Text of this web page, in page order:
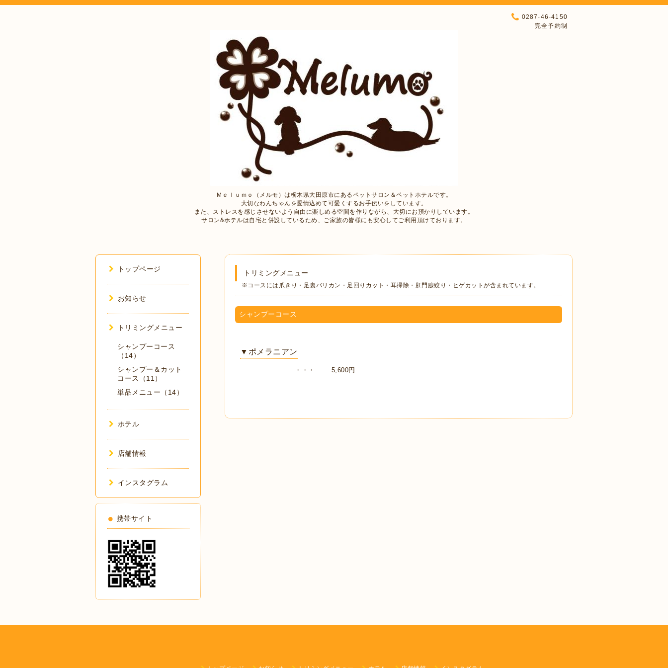
Ｍｅｌｕｍｏ（メルモ）は栃木県大田原市にあるペットサロン＆ペットホテルです。
大切なわんちゃんを愛情込めて可愛くするお手伝いをしています。
また、ストレスを感じさせないよう自由に楽しめる空間を作りながら、大切にお預かりしています。
サロン&ホテルは自宅と併設しているため、ご家族の皆様にも安心してご利用頂けております。
0287-46-4150
完全予約制
トリミングメニュー
※コースには爪きり・足裏バリカン・足回りカット・耳掃除・肛門腺絞り・ヒゲカットが含まれています。
シャンプーコース
▼ポメラニアン
・・・ 5,600円
トップページ
お知らせ
トリミングメニュー
シャンプーコース
（14）
シャンプー＆カット
コース（11）
単品メニュー（14）
ホテル
店舗情報
インスタグラム
携帯サイト